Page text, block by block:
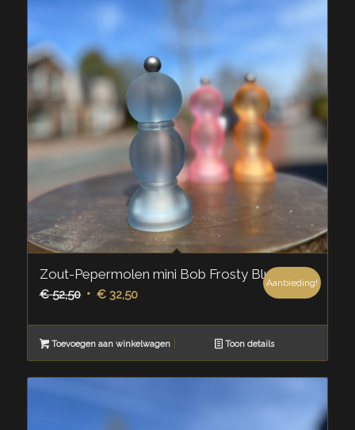
Zout-Pepermolen mini Bob Frosty Blue
€52,50 Oorspronkelijke
was:
€ 52,50.
€32,50Huidige
is:
€ 32,50.
Aanbieding!
Toevoegen aan winkelwagen Toon details